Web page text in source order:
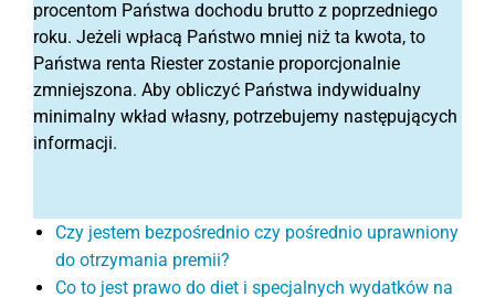
procentom Państwa dochodu brutto z poprzedniego
roku. Jeżeli wpłacą Państwo mniej niż ta kwota, to
Państwa renta Riester zostanie proporcjonalnie
zmniejszona. Aby obliczyć Państwa indywidualny
minimalny wkład własny, potrzebujemy następujących
informacji.
Czy jestem bezpośrednio czy pośrednio uprawniony
do otrzymania premii?
Co to jest prawo do diet i specjalnych wydatków na